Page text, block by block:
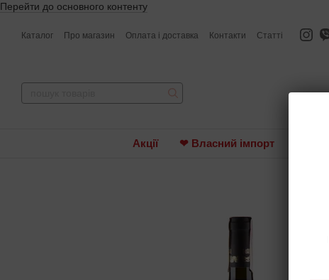
Перейти до основного контенту
Каталог Про магазин Оплата і доставка Контакти Статті
Акції ❤ Власний імпорт